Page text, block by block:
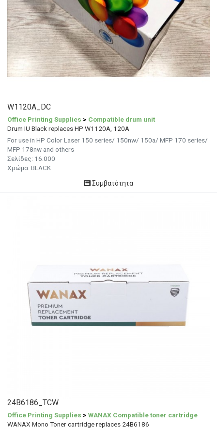
W1120A_DC
Office Printing Supplies > Compatible drum unit
Drum IU Black replaces HP W1120A, 120A
For use in HP Color Laser 150 series/ 150nw/ 150a/ MFP 170 series/
MFP 178nw and others
Σελίδες: 16.000
Χρώμα: BLACK
Συμβατότητα
24B6186_TCW
Office Printing Supplies > WANAX Compatible toner cartridge
WANAX Mono Toner cartridge replaces 24B6186